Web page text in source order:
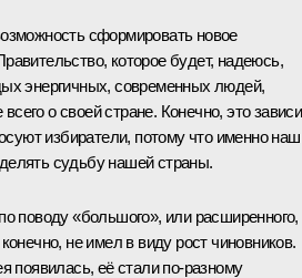
сформировать новое
которое будет, надеюсь,
энергичных, современных людей,
о своей стране. Конечно, это
избиратели, потому что именно
судьбу нашей страны.
поводу «большого», или расширенного,
не имел в виду рост чиновников.
появилась, её стали по‑разному